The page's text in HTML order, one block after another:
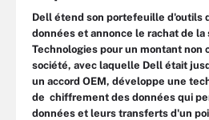
Dell étend son portefeuille d'outils
données et annonce le rachat de
Technologies pour un montant non
société, avec laquelle Dell était
un accord OEM, développe une
de chiffrement des données qui
données et leurs transferts d'un